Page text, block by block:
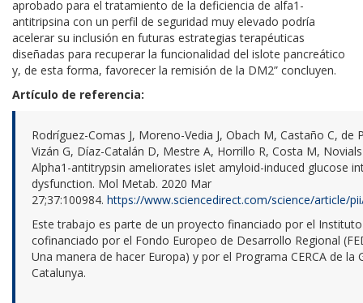
aprobado para el tratamiento de la deficiencia de alfa1-
antitripsina con un perfil de seguridad muy elevado podría
acelerar su inclusión en futuras estrategias terapéuticas
diseñadas para recuperar la funcionalidad del islote pancreático
y, de esta forma, favorecer la remisión de la DM2” concluyen.
Artículo de referencia:
Rodríguez-Comas J, Moreno-Vedia J, Obach M, Castaño C, de
Vizán G, Díaz-Catalán D, Mestre A, Horrillo R, Costa M,
Alpha1-antitrypsin ameliorates islet amyloid-induced glucose
dysfunction. Mol Metab. 2020 Mar
27;37:100984. https://www.sciencedirect.com/science/article/
Este trabajo es parte de un proyecto financiado por el
cofinanciado por el Fondo Europeo de Desarrollo Regional
Una manera de hacer Europa) y por el Programa CERCA de la
Catalunya.